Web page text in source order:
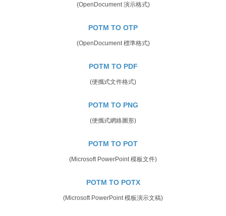
(OpenDocument 演示格式)
POTM TO OTP
(OpenDocument 標準格式)
POTM TO PDF
(便攜式文件格式)
POTM TO PNG
(便攜式網絡圖形)
POTM TO POT
(Microsoft PowerPoint 模板文件)
POTM TO POTX
(Microsoft PowerPoint 模板演示文稿)